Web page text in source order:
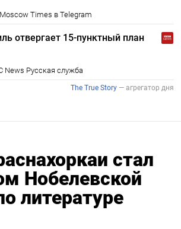
стал
Нобелевской
литературе